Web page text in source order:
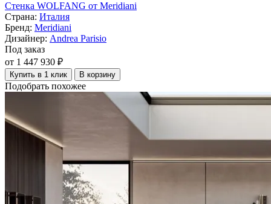
Стенка WOLFANG от Meridiani
Страна: Италия
Бренд: Meridiani
Дизайнер: Andrea Parisio
Под заказ
от 1 447 930 ₽
Купить в 1 клик В корзину
Подобрать похожее